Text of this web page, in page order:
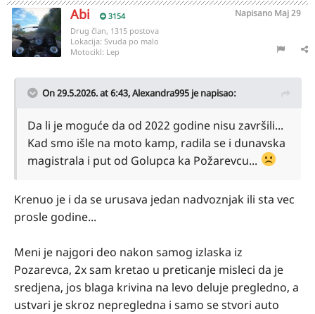
Abi 3154 Napisano Maj 29
Drug član, 1315 postova
Lokacija: Svuda po malo
Motocikl: Lep
On 29.5.2026. at 6:43,Alexandra995 je napisao:
Da li je moguće da od 2022 godine nisu završili...
Kad smo išle na moto kamp, radila se i dunavska
magistrala i put od Golupca ka Požarevcu...
Krenuo je i da se urusava jedan nadvoznjak ili sta vec
prosle godine...
Meni je najgori deo nakon samog izlaska iz
Pozarevca, 2x sam kretao u preticanje misleci da je
sredjena, jos blaga krivina na levo deluje pregledno, a
ustvari je skroz nepregledna i samo se stvori auto